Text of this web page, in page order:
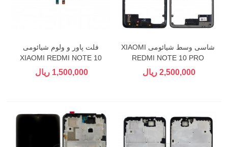
شاسی وسط شیائومی XIAOMI
REDMI NOTE 10 PRO
2,500,000 ریال
فلت پاور و ولوم شیائومی
XIAOMI REDMI NOTE 10
PRO
1,500,000 ریال